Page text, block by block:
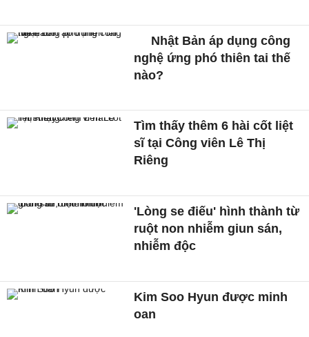
Nhật Bản áp dụng công
nghệ ứng phó thiên tai thế
nào?
Tìm thấy thêm 6 hài cốt liệt
sĩ tại Công viên Lê Thị
Riêng
'Lòng se điếu' hình thành từ
ruột non nhiễm giun sán,
nhiễm độc
Kim Soo Hyun được minh
oan